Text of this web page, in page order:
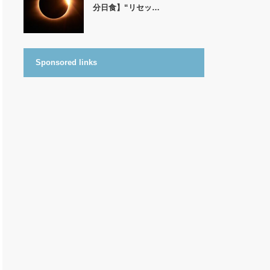
分日食】“リセッ…
Sponsored links